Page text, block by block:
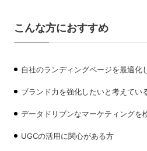
こんな方におすすめ
自社のランディングページを最適化
ブランド力を強化したいと考えてい
データドリブンなマーケティングを
UGCの活用に関心がある方